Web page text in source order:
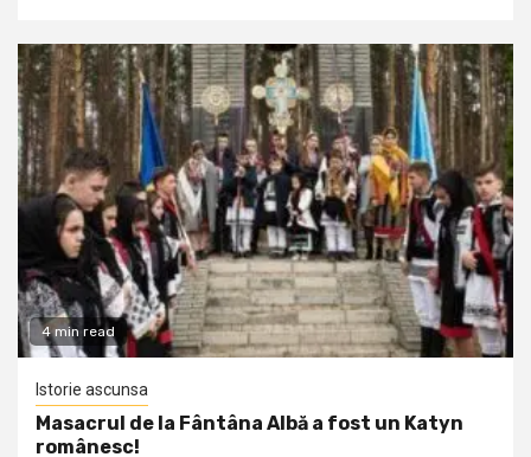
4 min read
Istorie ascunsa
Masacrul de la Fântâna Albă a fost un Katyn
românesc!